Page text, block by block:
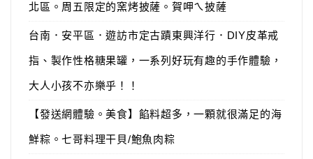
北區。周五限定的窯烤披薩。賀呷ㄟ披薩
台南．安平區．遊訪市定古蹟東興洋行．DIY皮革戒
指、製作性格糖果罐，一系列好玩有趣的手作體驗，
大人小孩不亦樂乎！！
【發送網體驗。美食】餡料超多，一顆就很滿足的海
鮮粽。七哥料理干貝/鮑魚肉粽